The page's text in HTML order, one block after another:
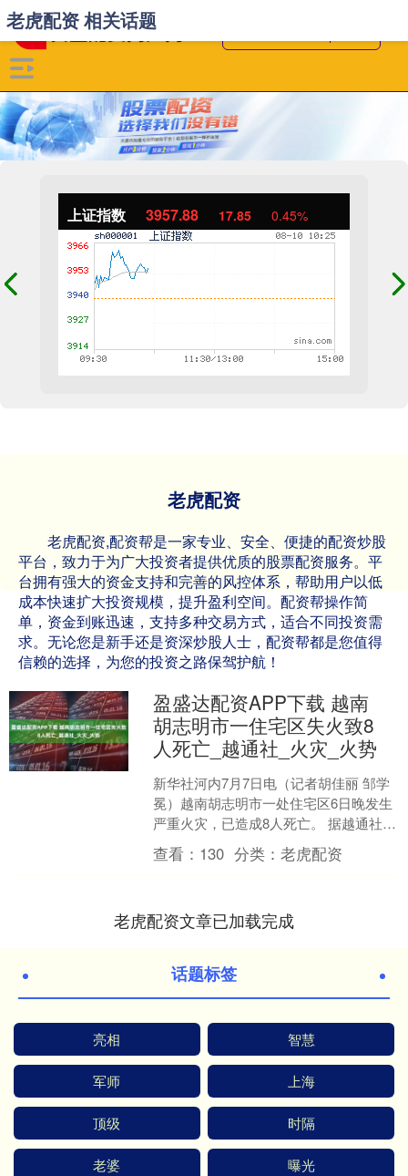
上证指数 3957.88 17.85 0.45%
老虎配资
老虎配资,配资帮是一家专业、安全、便捷的配资炒股
平台，致力于为广大投资者提供优质的股票配资服务。平
台拥有强大的资金支持和完善的风控体系，帮助用户以低
成本快速扩大投资规模，提升盈利空间。配资帮操作简
单，资金到账迅速，支持多种交易方式，适合不同投资需
求。无论您是新手还是资深炒股人士，配资帮都是您值得
信赖的选择，为您的投资之路保驾护航！
老虎配资 相关话题
盈盛达配资APP下载 越南
胡志明市一住宅区失火致8
人死亡_越通社_火灾_火势
新华社河内7月7日电（记者胡佳丽 邹学
冕）越南胡志明市一处住宅区6日晚发生
严重火灾，已造成8人死亡。 据越通社7
日报道，火灾发生于当地时间6日22时
许，一栋公寓....
查看： 130 分类：老虎配资
老虎配资文章已加载完成
话题标签
亮相 智慧
军师 上海
顶级 时隔
老婆 曝光